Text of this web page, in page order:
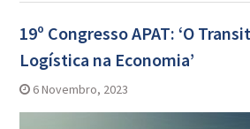
19º Congresso APAT: ‘O
Logística na Economia’
6 Novembro, 2023